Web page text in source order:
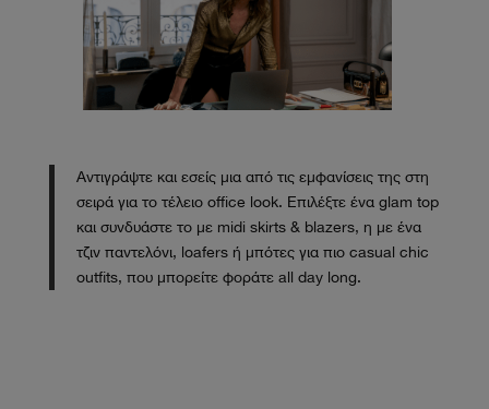
Αντιγράψτε και εσείς μια από τις εμφανίσεις της στη
σειρά για το τέλειο office look. Επιλέξτε ένα glam top
και συνδυάστε το με midi skirts & blazers, η με ένα
τζιν παντελόνι, loafers ή μπότες για πιο casual chic
outfits, που μπορείτε φοράτε all day long.